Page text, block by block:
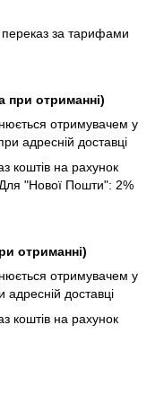
переказ за тарифами
при отриманні)
отримувачем у
адресній доставці
коштів на рахунок
"Нової Пошти": 2%
отриманні)
отримувачем у
адресній доставці
коштів на рахунок